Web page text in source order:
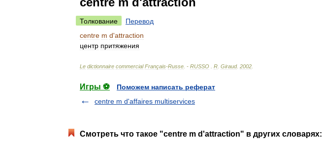
Толкование
Перевод
centre m d'attraction
центр притяжения
Le dictionnaire commercial Français-Russe . - RUSSO R Giraud. 2002
Игры ⚽
Поможем написать реферат
centre m d'affaires multiservices
Смотреть что такое "centre m d'attraction" в других словарях: